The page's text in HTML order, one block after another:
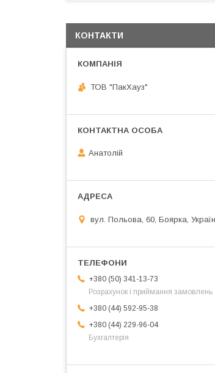
КОНТАКТИ
ТОВ "ПакХауз"
Анатолій
вул. Польова, 60, Боярка,
+380 (50) 341-13-73
Розрахунок і приймання замовлень
+380 (44) 592-95-38
+380 (44) 229-96-04
Бухгалтерія